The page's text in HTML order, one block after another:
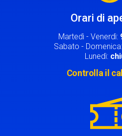
Orari di
Martedì - Venerdì:
Sabato - Domenica:
Lunedì:
Controlla il